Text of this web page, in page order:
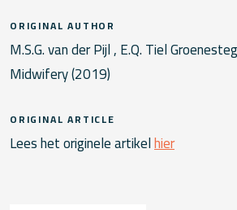
ORIGINAL AUTHOR
M.S.G. van der Pijl , E.Q. Tiel
Midwifery (2019)
ORIGINAL ARTICLE
Lees het originele artikelhier